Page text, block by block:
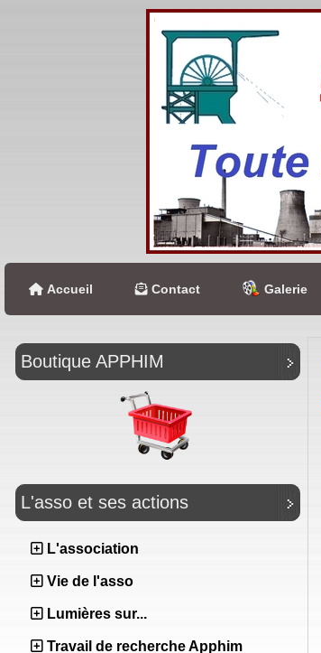
Accueil Contact Galerie
Boutique APPHIM
L'asso et ses actions
L'association
Vie de l'asso
Lumières sur...
Travail de recherche Apphim